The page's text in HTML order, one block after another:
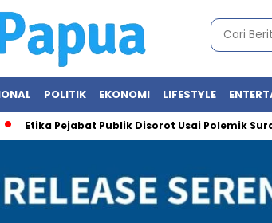
POLITIK EKONOMI LIFESTYLE
Pejabat Publik Disorot Usai Polemik Surat Istri